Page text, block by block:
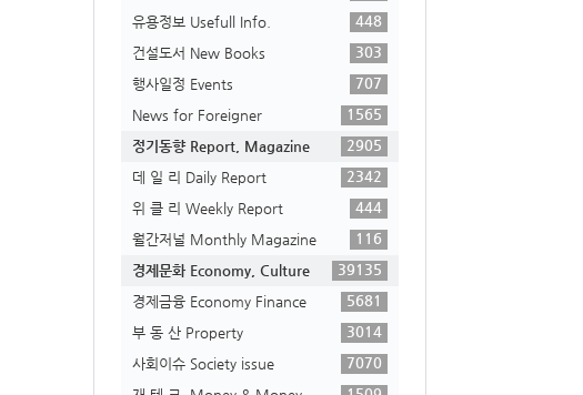
유용정보 Usefull Info.
448
건설도서 New Books
303
행사일정 Events
707
News for Foreigner
1565
정기동향 Report, Magazine
2905
데 일 리 Daily Report
2342
위 클 리 Weekly Report
444
월간저널 Monthly Magazine
116
경제문화 Economy, Culture
39135
경제금융 Economy Finance
5681
부 동 산 Property
3014
사회이슈 Society issue
7070